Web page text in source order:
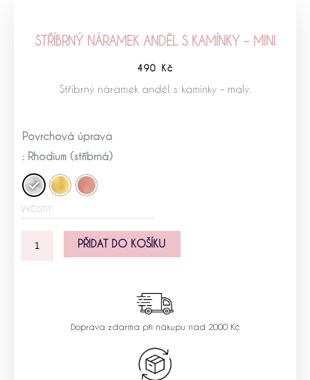
STŘÍBRNÝ NÁRAMEK ANDĚL S KAMÍNKY – MINI
490 Kč
Stříbrný náramek anděl s kamínky – malý.
Povrchová úprava
: Rhodium (stříbrná)
VYČISTIT
náramek
anděl
kamínky
mini
PŘIDAT DO KOŠÍKU
Doprava zdarma při nákupu nad 2000 Kč